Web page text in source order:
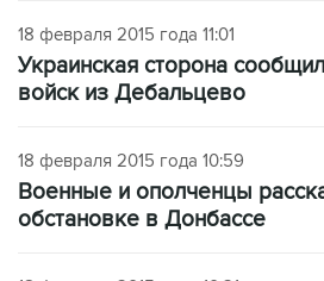
18 февраля 2015 года 11:01
Украинская сторона
войск из Дебальцево
18 февраля 2015 года 10:59
Военные и ополченцы
обстановке в Донбассе